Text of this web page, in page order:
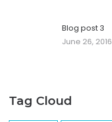
Blog post 3
June 26, 2016
Tag Cloud